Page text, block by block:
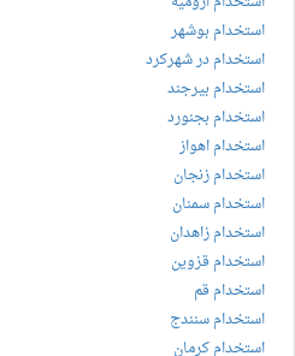
استخدام بوشهر
استخدام در شهرکرد
استخدام بیرجند
استخدام بجنورد
استخدام اهواز
استخدام زنجان
استخدام سمنان
استخدام زاهدان
استخدام قزوین
استخدام قم
استخدام سنندج
استخدام کرمان